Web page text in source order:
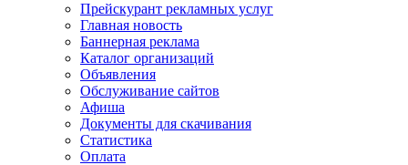
Прейскурант рекламных услуг
Главная новость
Баннерная реклама
Каталог организаций
Объявления
Обслуживание сайтов
Афиша
Документы для скачивания
Статистика
Оплата